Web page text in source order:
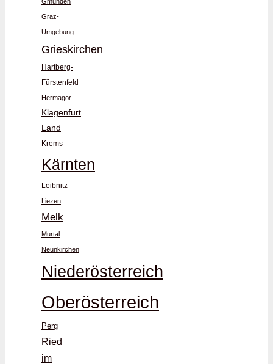
Graz-
Umgebung
Grieskirchen
Hartberg-
Fürstenfeld
Hermagor
Klagenfurt
Land
Krems
Kärnten
Leibnitz
Liezen
Melk
Murtal
Neunkirchen
Niederösterreich
Oberösterreich
Perg
Ried
im